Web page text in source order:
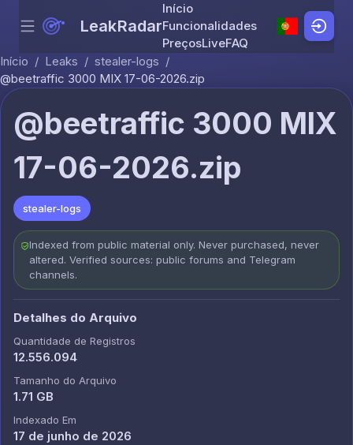
Skip to content
Menu LeakRadar
Início
Funcionalidades
PreçosLiveFAQ
Início / Leaks / stealer-logs /
@beetraffic 3000 MIX 17-06-2026.zip
@beetraffic 3000 MIX
17-06-2026.zip
stealer-logs
Indexed from public material only. Never purchased, never
altered. Verified sources: public forums and Telegram
channels.
Detalhes do Arquivo
Quantidade de Registros
12.556.094
Tamanho do Arquivo
1.71 GB
Indexado Em
17 de junho de 2026